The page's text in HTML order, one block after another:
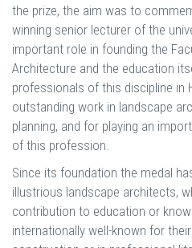
the prize, the aim was to
winning senior lecturer of the
important role in founding the
Architecture and the education
professionals of this discipline in
outstanding work in landscape
planning, and for playing an
of this profession.
Since its foundation the medal
illustrious landscape architects,
contribution to education or
internationally well-known for